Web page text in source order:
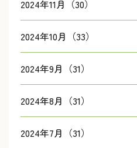
2024年11月（30）
2024年10月（33）
2024年9月（31）
2024年8月（31）
2024年7月（31）